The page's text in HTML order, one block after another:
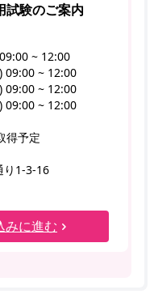
験のご案内
~ 12:00
09:00 ~ 12:00
09:00 ~ 12:00
09:00 ~ 12:00
得予定
り1-3-16
みに進む